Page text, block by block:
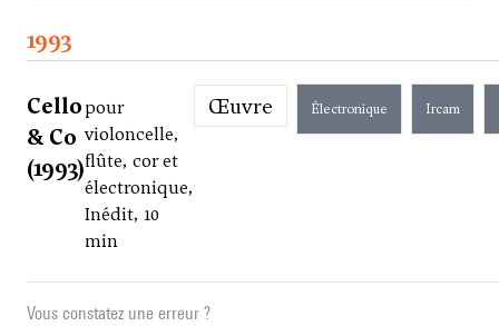
1993
Cello
& Co
(1993)
pour
violoncelle,
flûte, cor et
électronique,
Inédit, 10
min
Œuvre Électronique Ircam
Vous constatez une erreur ?